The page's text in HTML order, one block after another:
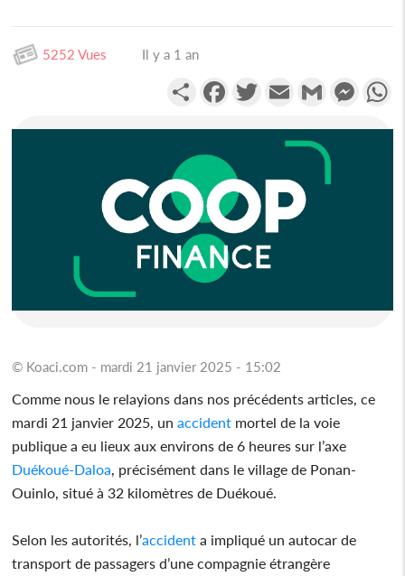
5252 Vues Il y a 1 an
PartagerFacebookTwitterEmail Gmail
© Koaci.com - mardi 21 janvier 2025 - 15:02
Comme nous le relayions dans nos précédents articles, ce
mardi 21 janvier 2025, unaccident mortel de la voie
publique a eu lieux aux environs de 6 heures sur l’axe
Duékoué-Daloa , précisément dans le village de Ponan-
Ouinlo, situé à 32 kilomètres de Duékoué.
Selon les autorités, l’accident a impliqué un autocar de
transport de passagers d’une compagnie étrangère